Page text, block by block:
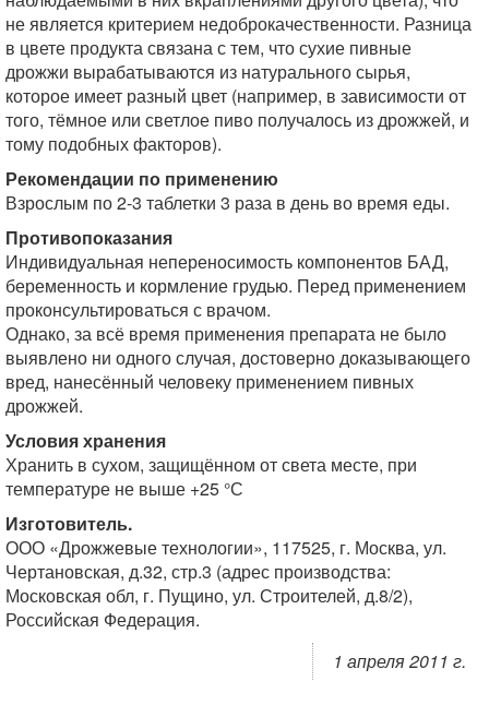
не является критерием недоброкачественности. Разница
в цвете продукта связана с тем, что сухие пивные
дрожжи вырабатываются из натурального сырья,
которое имеет разный цвет (например, в зависимости от
того, тёмное или светлое пиво получалось из дрожжей, и
тому подобных факторов).
Рекомендации по применению
Взрослым по 2-3 таблетки 3 раза в день во время еды.
Противопоказания
Индивидуальная непереносимость компонентов БАД,
беременность и кормление грудью. Перед применением
проконсультироваться с врачом.
Однако, за всё время применения препарата не было
выявлено ни одного случая, достоверно доказывающего
вред, нанесённый человеку применением пивных
дрожжей.
Условия хранения
Хранить в сухом, защищённом от света месте, при
температуре не выше +25 °С
Изготовитель.
ООО «Дрожжевые технологии», 117525, г. Москва, ул.
Чертановская, д.32, стр.3 (адрес производства:
Московская обл, г. Пущино, ул. Строителей, д.8/2),
Российская Федерация.
1 апреля 2011 г.